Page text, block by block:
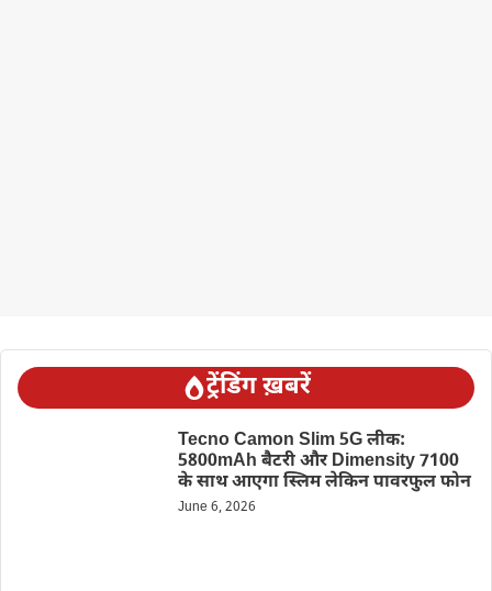
ट्रेंडिंग ख़बरें
Tecno Camon Slim 5G लीक:
5800mAh बैटरी और Dimensity 7100
के साथ आएगा स्लिम लेकिन पावरफुल फोन
June 6, 2026